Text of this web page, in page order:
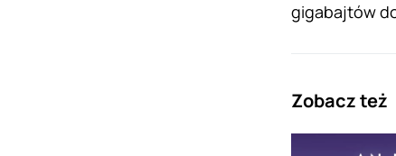
gigabajtów
Zobacz też